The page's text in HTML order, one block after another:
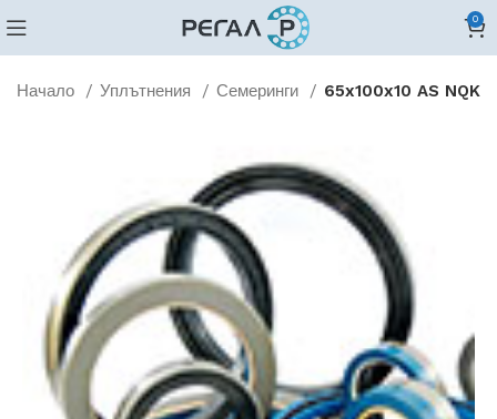
0
Начало Уплътнения Семеринги 65x100x10 AS NQK